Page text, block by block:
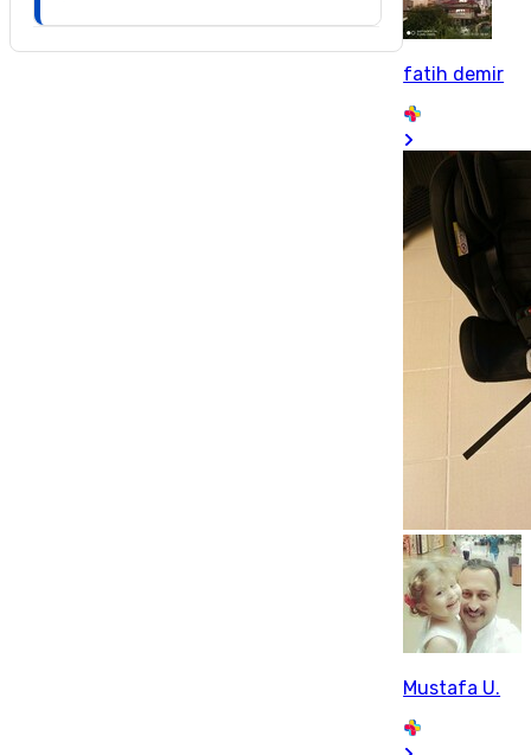
fatih demir
Mustafa U.